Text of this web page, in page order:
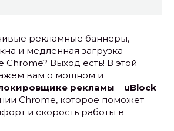
рекламные баннеры,
и медленная загрузка
Chrome? Выход есть! В этой
вам о мощном и
рекламы – uBlock
Chrome, которое поможет
и скорость работы в